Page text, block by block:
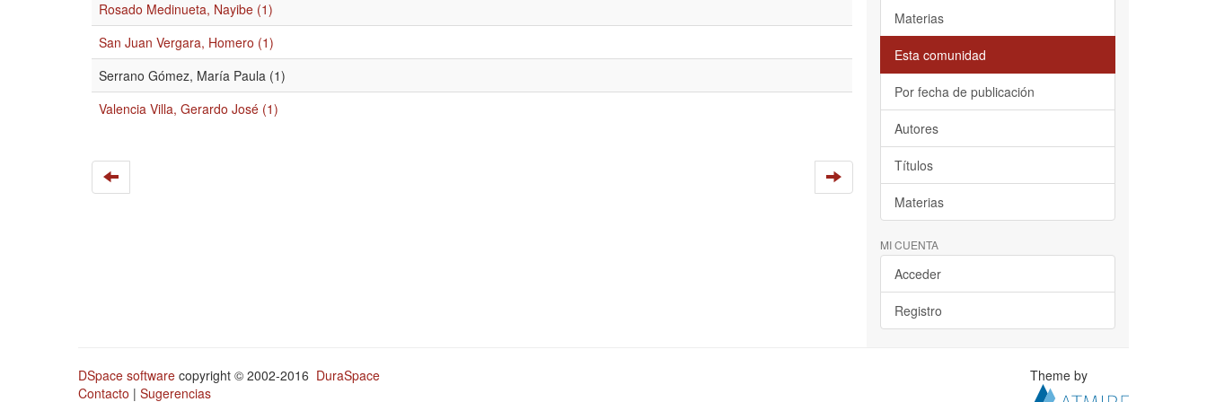
Rosado Medinueta, Nayibe (1)
San Juan Vergara, Homero (1)
Serrano Gómez, María Paula (1)
Valencia Villa, Gerardo José (1)
Materias
Esta comunidad
Por fecha de publicación
Autores
Títulos
Materias
MI CUENTA
Acceder
Registro
DSpace software copyright © 2002-2016 DuraSpace
Contacto | Sugerencias
Theme by